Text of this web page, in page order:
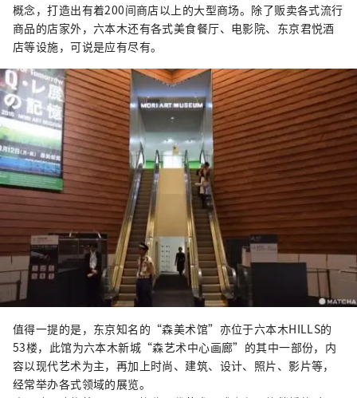
概念，打造出有着200间商店以上的大型商场。除了贩卖各式流行
商品的店家外，六本木还有各式美食餐厅、电影院、东京君悦酒
店等设施，可说是应有尽有。
值得一提的是，东京知名的“森美术馆”亦位于六本木HILLS的
53楼，此馆为六本木新城“森艺术中心画廊”的其中一部份，内
容以现代艺术为主，再加上时尚、建筑、设计、照片、影片等，
经常举办各式领域的展览。